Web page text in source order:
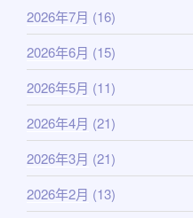
2026年7月 (16)
2026年6月 (15)
2026年5月 (11)
2026年4月 (21)
2026年3月 (21)
2026年2月 (13)